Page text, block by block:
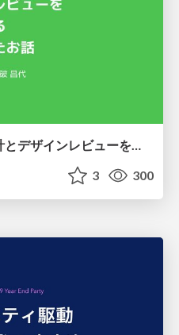
デザイナー視点の体験設計とデザインレビューを事業部全員で体験するワークショップをしたお話
3 300